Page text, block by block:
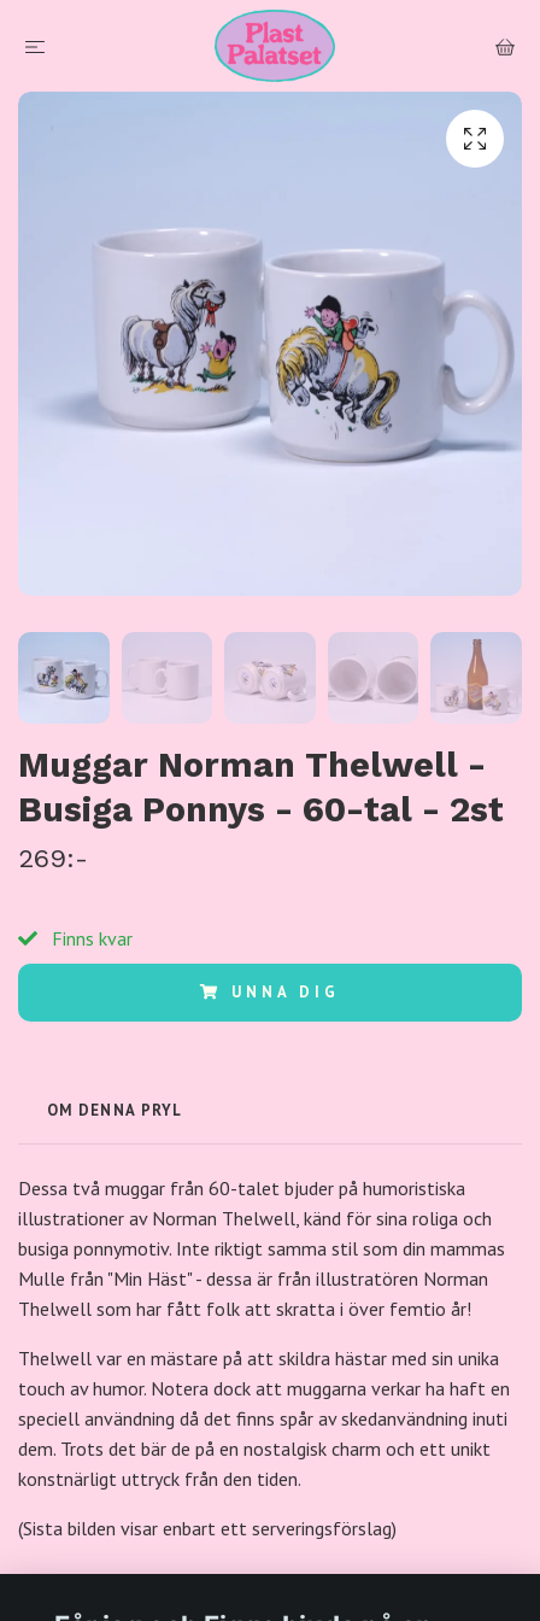
Muggar Norman Thelwell -
Busiga Ponnys - 60-tal - 2st
269:-
Finns kvar
UNNA DIG
OM DENNA PRYL
Dessa två muggar från 60-talet bjuder på humoristiska
illustrationer av Norman Thelwell, känd för sina roliga och
busiga ponnymotiv. Inte riktigt samma stil som din mammas
Mulle från "Min Häst" - dessa är från illustratören Norman
Thelwell som har fått folk att skratta i över femtio år!
Thelwell var en mästare på att skildra hästar med sin unika
touch av humor. Notera dock att muggarna verkar ha haft en
speciell användning då det finns spår av skedanvändning inuti
dem. Trots det bär de på en nostalgisk charm och ett unikt
konstnärligt uttryck från den tiden.
(Sista bilden visar enbart ett serveringsförslag)